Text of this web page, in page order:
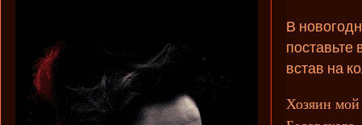
В
встав на
Хозяин мой